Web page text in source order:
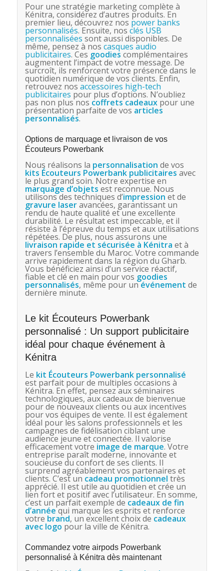
Pour une stratégie marketing complète à
Kénitra, considérez d’autres produits. En
premier lieu, découvrez nos power banks
personnalisés. Ensuite, nos clés USB
personnalisées sont aussi disponibles. De
même, pensez à nos casques audio
publicitaires. Ces goodies complémentaires
augmentent l’impact de votre message. De
surcroît, ils renforcent votre présence dans le
quotidien numérique de vos clients. Enfin,
retrouvez nos accessoires high-tech
publicitaires pour plus d’options. N’oubliez
pas non plus nos coffrets cadeauxpour une
présentation parfaite de vos articles
personnalisés.
Options de marquage et livraison de vos
Écouteurs Powerbank
Nous réalisons la personnalisation de vos
kits Écouteurs Powerbank publicitaires avec
le plus grand soin. Notre expertise en
marquage d’objets est reconnue. Nous
utilisons des techniques d’impression et de
gravure laseravancées, garantissant un
rendu de haute qualité et une excellente
durabilité. Le résultat est impeccable, et il
résiste à l’épreuve du temps et aux utilisations
répétées. De plus, nous assurons une
livraison rapide et sécurisée à Kénitra et à
travers l’ensemble du Maroc. Votre commande
arrive rapidement dans la région du Gharb.
Vous bénéficiez ainsi d’un service réactif,
fiable et clé en main pour vos goodies
personnalisés, même pour unévénement de
dernière minute.
Le kit Écouteurs Powerbank
personnalisé : Un support publicitaire
idéal pour chaque événement à
Kénitra
Le kit Écouteurs Powerbank personnalisé
est parfait pour de multiples occasions à
Kénitra. En effet, pensez aux séminaires
technologiques, aux cadeaux de bienvenue
pour de nouveaux clients ou aux incentives
pour vos équipes de vente. Il est également
idéal pour les salons professionnels et les
campagnes de fidélisation ciblant une
audience jeune et connectée. Il valorise
efficacement votre image de marque. Votre
entreprise paraît moderne, innovante et
soucieuse du confort de ses clients. Il
surprend agréablement vos partenaires et
clients. C’est un cadeau promotionnel très
apprécié. Il est utile au quotidien et crée un
lien fort et positif avec l’utilisateur. En somme,
c’est un parfait exemple de cadeaux de fin
d’annéequi marque les esprits et renforce
votre brand, un excellent choix de cadeaux
avec logo pour la ville de Kénitra.
Commandez votre airpods Powerbank
personnalisé à Kénitra dès maintenant